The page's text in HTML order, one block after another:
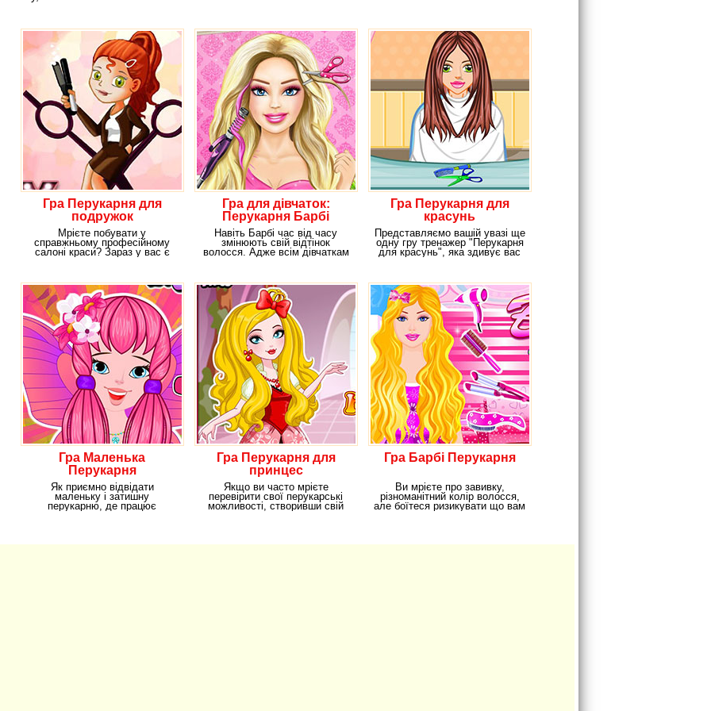
Гра Перукарня для
подружок
Мрієте побувати у
справжньому професійному
салоні краси? Зараз у вас є
Гра для дівчаток:
Перукарня Барбі
Навіть Барбі час від часу
змінюють свій відтінок
волосся. Адже всім дівчаткам
Гра Перукарня для
красунь
Представляємо вашій увазі ще
одну гру тренажер "Перукарня
для красунь", яка здивує вас
Гра Маленька
Перукарня
Як приємно відвідати
маленьку і затишну
перукарню, де працює
Гра Перукарня для
принцес
Якщо ви часто мрієте
перевірити свої перукарські
можливості, створивши свій
Гра Барбі Перукарня
Ви мрієте про завивку,
різноманітний колір волосся,
але боїтеся ризикувати що вам